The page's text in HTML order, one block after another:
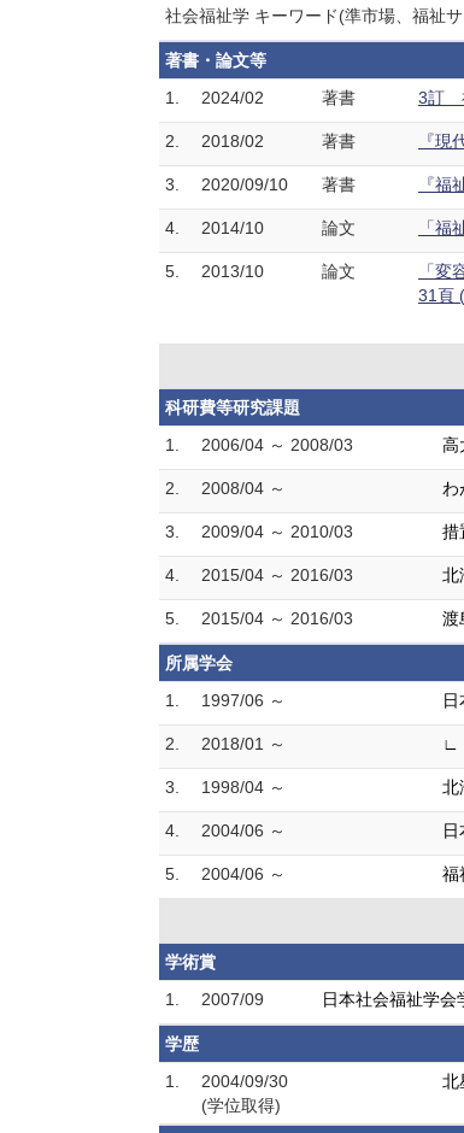
社会福祉学 キーワード(準市場、福祉
著書・論文等
1.
2024/02 著書 3訂
2. 2018/02 著書 『現
3. 2020/09/10 著書 『
4. 2014/10 論文 「
5. 2013/10 論文
「
31頁
科研費等研究課題
1.
2006/04 ～ 2008/03 高
2. 2008/04 ～ わ
3. 2009/04 ～ 2010/03 措
4. 2015/04 ～ 2016/03 北
5. 2015/04 ～ 2016/03 渡
所属学会
1.
1997/06 ～
2. 2018/01 ～ ∟
3. 1998/04 ～ 北
4. 2004/06 ～
5. 2004/06 ～ 福
学術賞
1.
2007/09 日本社会福祉学会
学歴
1.
2004/09/30
(学位取得)
北